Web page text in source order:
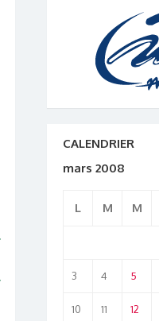
CALENDRIER
mars 2008
L M M
3 4 5
10 11 12